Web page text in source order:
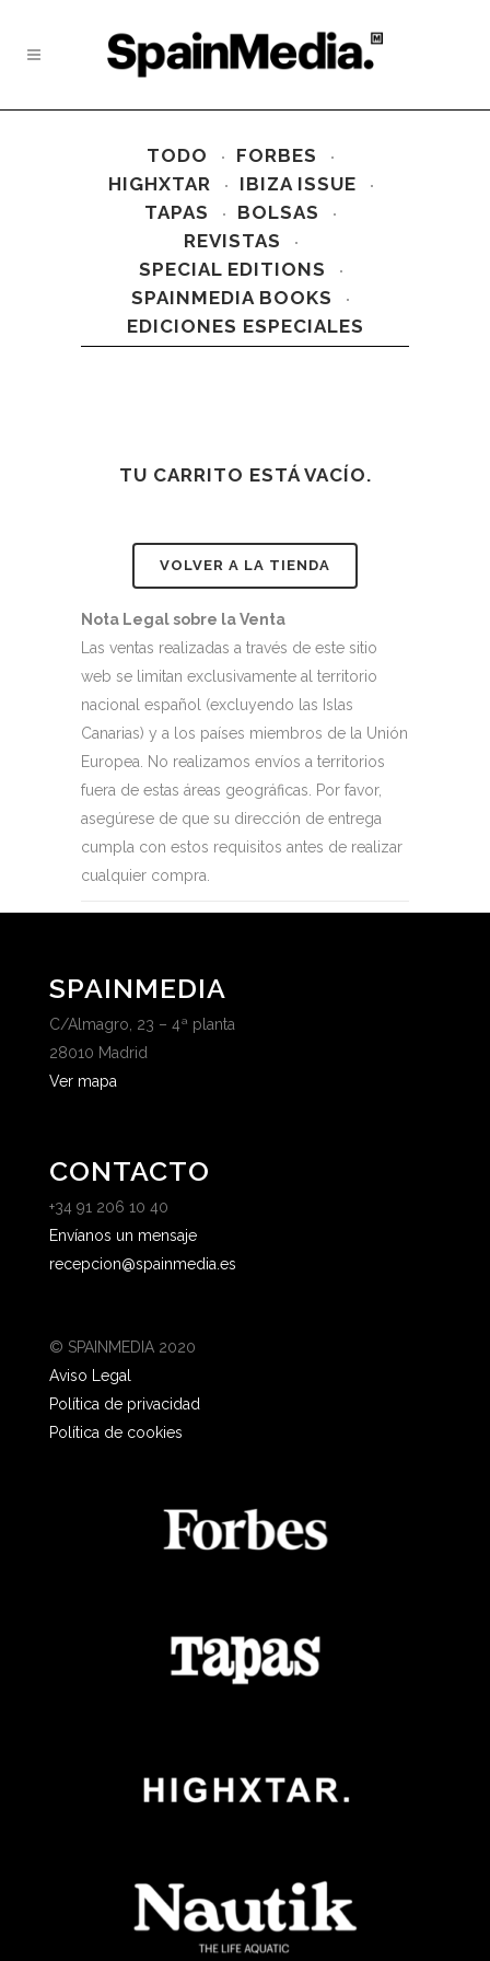
TODO
FORBES
HIGHXTAR
IBIZA ISSUE
TAPAS
BOLSAS
REVISTAS
SPECIAL EDITIONS
SPAINMEDIA BOOKS
EDICIONES ESPECIALES
TU CARRITO ESTÁ VACÍO.
VOLVER A LA TIENDA
Nota Legal sobre la Venta
Las ventas realizadas a través de este sitio
web se limitan exclusivamente al territorio
nacional español (excluyendo las Islas
Canarias) y a los países miembros de la Unión
Europea. No realizamos envíos a territorios
fuera de estas áreas geográficas. Por favor,
asegúrese de que su dirección de entrega
cumpla con estos requisitos antes de realizar
cualquier compra.
SPAINMEDIA
C/Almagro, 23 – 4ª planta
28010 Madrid
Ver mapa
CONTACTO
+34 91 206 10 40
Envíanos un mensaje
recepcion@spainmedia.es
© SPAINMEDIA 2020
Aviso Legal
Política de privacidad
Política de cookies